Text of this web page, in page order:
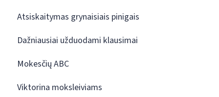
Atsiskaitymas grynaisiais pinigais
Dažniausiai užduodami klausimai
Mokesčių ABC
Viktorina moksleiviams